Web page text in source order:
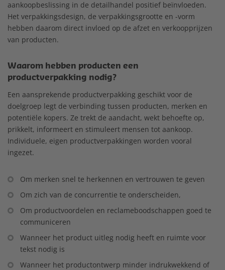
aankoopbeslissing in de detailhandel positief beïnvloeden.
Het verpakkingsdesign, de verpakkingsgrootte en -vorm
hebben daarom direct invloed op de afzet en verkoopprijzen
van producten.
Waarom hebben producten een
productverpakking nodig?
Een aansprekende productverpakking geschikt voor de
doelgroep legt de verbinding tussen producten, merken en
potentiële kopers. Ze trekt de aandacht, wekt behoefte op,
prikkelt, informeert en stimuleert mensen tot aankoop.
Individuele, eigen productverpakkingen worden vooral
ingezet.
Om merken snel te herkennen en vertrouwen te geven
Om zich van de concurrentie te onderscheiden,
Om productvoordelen en reclameboodschappen goed te
communiceren
Wanneer het product uitleg nodig heeft en ruimte voor
tekst nodig is
Wanneer het productontwerp minder indrukwekkend of